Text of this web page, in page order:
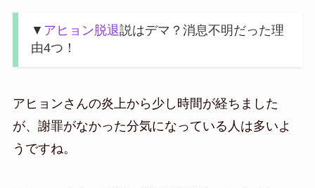
▼ アヒョン脱退説はデマ？消息不明だった理
由4つ！
アヒョンさんの炎上から少し時間が経ちました
が、謝罪がなかった分気になっている人は多いよ
うですね。